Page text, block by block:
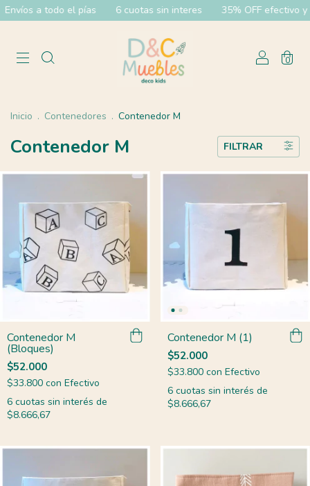
pías 6 cuotas sin interes 35% OFF efectivo y 20% OFF
0
Inicio . Contenedores . Contenedor M
Contenedor M FILTRAR
Contenedor M
(Bloques)
$52.000
$33.800 con Efectivo
6 cuotas sin interés de
$8.666,67
Contenedor M (1)
$52.000
$33.800 con Efectivo
6 cuotas sin interés de
$8.666,67